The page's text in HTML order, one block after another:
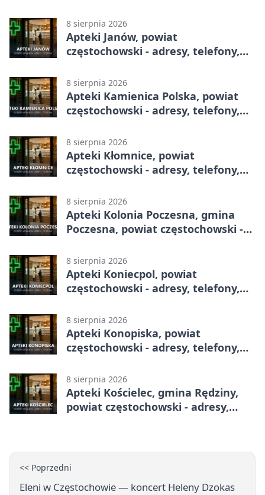
8 sierpnia 2026
Apteki Janów, powiat
częstochowski - adresy, telefony,
8 sierpnia 2026
Apteki Kamienica Polska, powiat
częstochowski - adresy, telefony,
8 sierpnia 2026
Apteki Kłomnice, powiat
częstochowski - adresy, telefony,
8 sierpnia 2026
Apteki Kolonia Poczesna, gmina
Poczesna, powiat częstochowski -
8 sierpnia 2026
Apteki Koniecpol, powiat
częstochowski - adresy, telefony,
8 sierpnia 2026
Apteki Konopiska, powiat
częstochowski - adresy, telefony,
8 sierpnia 2026
Apteki Kościelec, gmina Rędziny,
powiat częstochowski - adresy,
<< Poprzedni
Eleni w Częstochowie — koncert Heleny Dzokas